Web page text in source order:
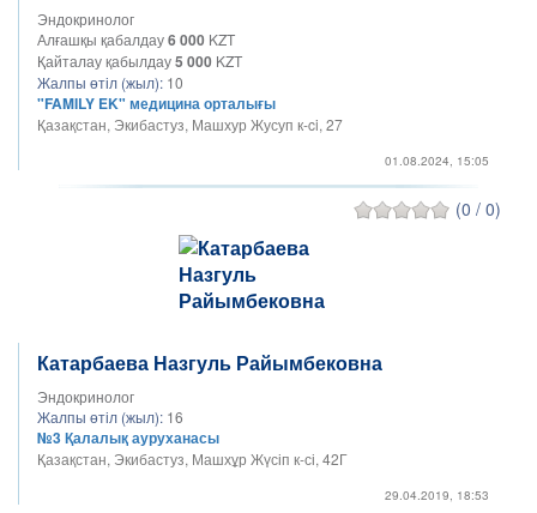
Эндокринолог
Алғашқы қабалдау6 000 KZT
Қайталау қабылдау5 000 KZT
Жалпы өтіл (жыл): 10
"FAMILY EK" медицина орталығы
Қазақстан, Экибастуз, Машхур Жусуп к-ci, 27
01.08.2024, 15:05
(0 / 0)
Катарбаева Назгуль Райымбековна
Эндокринолог
Жалпы өтіл (жыл): 16
№3 Қалалық ауруханасы
Қазақстан, Экибастуз, Машхұр Жүсіп к-сі, 42Г
29.04.2019, 18:53